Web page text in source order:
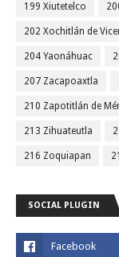
199 Xiutetelco
202 Xochitlán de
204 Yaonáhuac
207 Zacapoaxtla
210 Zapotitlán de
213 Zihuateutla
216 Zoquiapan
SOCIAL PLUGIN